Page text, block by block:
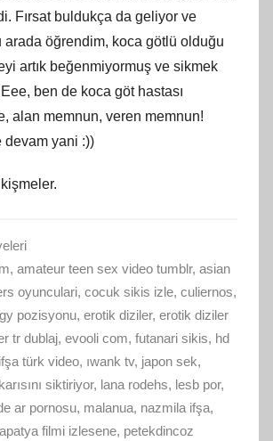
Fırsat buldukça da geliyor ve
arada öğrendim, koca götlü olduğu
artık beğenmiyormuş ve sikmek
ben de koca göt hastası
alan memnun, veren memnun!
devam yani :))
, amateur teen sex video tumblr, asian
oyunculari, cocuk sikis izle, culiernos,
pozisyonu, erotik diziler, erotik diziler
tr dublaj, evooli com, futanari sikis, hd
ifşa türk video, ıwank tv, japon sek,
karısını siktiriyor, lana rodehs, lesb por,
ar pornosu, malanua, nazmila ifşa,
filmi izlesene, petekdincoz